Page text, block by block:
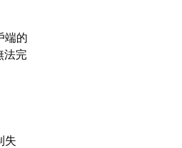
端的
法完
失